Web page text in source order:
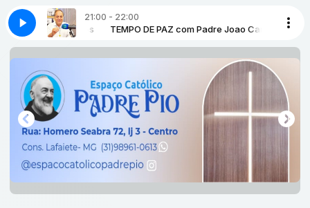
21:00 - 22:00
Padre Joao Carlos TEMPO DE PAZ com Padre Joao Carlos
tempo-de-paz-bloco-205-de-agosto-padre-joao-carlos-tempo-